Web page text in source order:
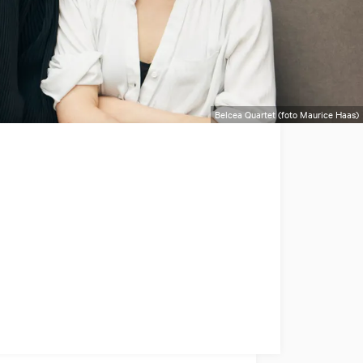
Belcea Quartet (foto Maurice Haas)